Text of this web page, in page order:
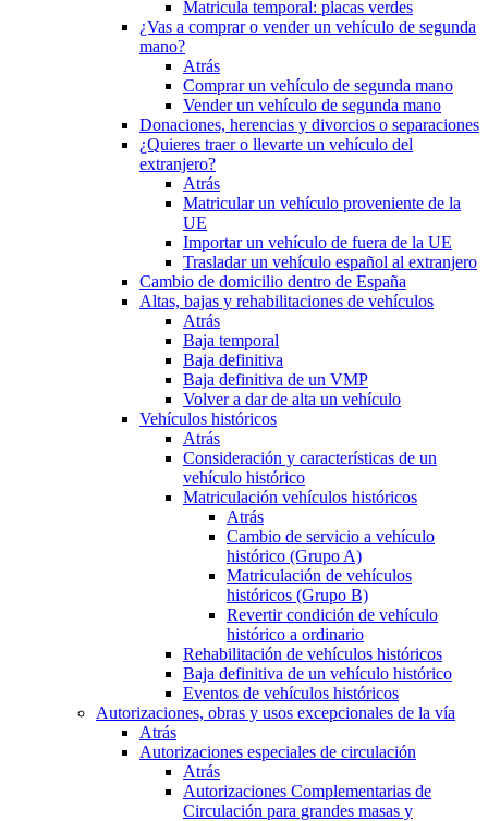
Matricula temporal: placas verdes
¿Vas a comprar o vender un vehículo de segunda
mano?
Atrás
Comprar un vehículo de segunda mano
Vender un vehículo de segunda mano
Donaciones, herencias y divorcios o separaciones
¿Quieres traer o llevarte un vehículo del
extranjero?
Atrás
Matricular un vehículo proveniente de la
UE
Importar un vehículo de fuera de la UE
Trasladar un vehículo español al extranjero
Cambio de domicilio dentro de España
Altas, bajas y rehabilitaciones de vehículos
Atrás
Baja temporal
Baja definitiva
Baja definitiva de un VMP
Volver a dar de alta un vehículo
Vehículos históricos
Atrás
Consideración y características de un
vehículo histórico
Matriculación vehículos históricos
Atrás
Cambio de servicio a vehículo
histórico (Grupo A)
Matriculación de vehículos
históricos (Grupo B)
Revertir condición de vehículo
histórico a ordinario
Rehabilitación de vehículos históricos
Baja definitiva de un vehículo histórico
Eventos de vehículos históricos
Autorizaciones, obras y usos excepcionales de la vía
Atrás
Autorizaciones especiales de circulación
Atrás
Autorizaciones Complementarias de
Circulación para grandes masas y